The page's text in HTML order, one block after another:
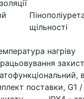
щільності
нагріву
поставки, G1